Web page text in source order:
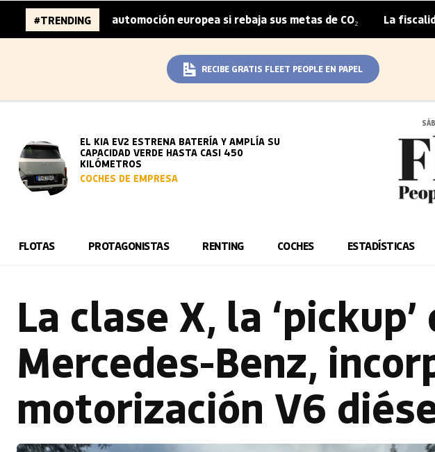
#TRENDING
de la automoción europea si rebaja sus metas de CO₂ | La fiscalidad
RECIBE GRATIS FLEET PEOPLE EN PAPEL
EL KIA EV2 ESTRENA BATERÍA Y AMPLÍA SU
CAPACIDAD VERDE HASTA CASI 450
KILÓMETROS
COCHES DE EMPRESA
FLOTAS PROTAGONISTAS RENTING COCHES ESTADÍSTICAS
La clase X, la ‘pickup’
Mercedes-Benz,
motorización V6